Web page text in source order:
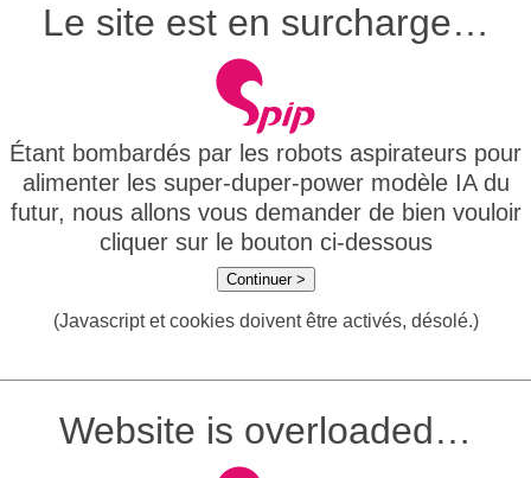
Le site est en surcharge…
Étant bombardés par les robots aspirateurs pour
alimenter les super-duper-power modèle IA du
futur, nous allons vous demander de bien vouloir
cliquer sur le bouton ci-dessous
Continuer >
(Javascript et cookies doivent être activés, désolé.)
Website is overloaded…